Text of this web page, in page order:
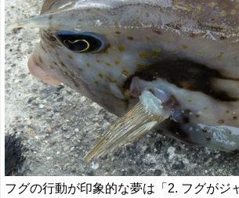
フグの行動が印象的な夢は「2. フグがジ